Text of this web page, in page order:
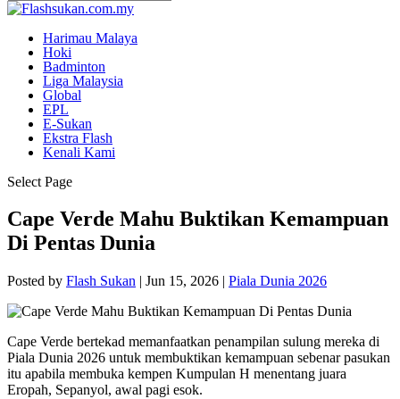
Harimau Malaya
Hoki
Badminton
Liga Malaysia
Global
EPL
E-Sukan
Ekstra Flash
Kenali Kami
Select Page
Cape Verde Mahu Buktikan Kemampuan
Di Pentas Dunia
Posted by Flash Sukan | Jun 15, 2026 | Piala Dunia 2026
Cape Verde bertekad memanfaatkan penampilan sulung mereka di
Piala Dunia 2026 untuk membuktikan kemampuan sebenar pasukan
itu apabila membuka kempen Kumpulan H menentang juara
Eropah, Sepanyol, awal pagi esok.